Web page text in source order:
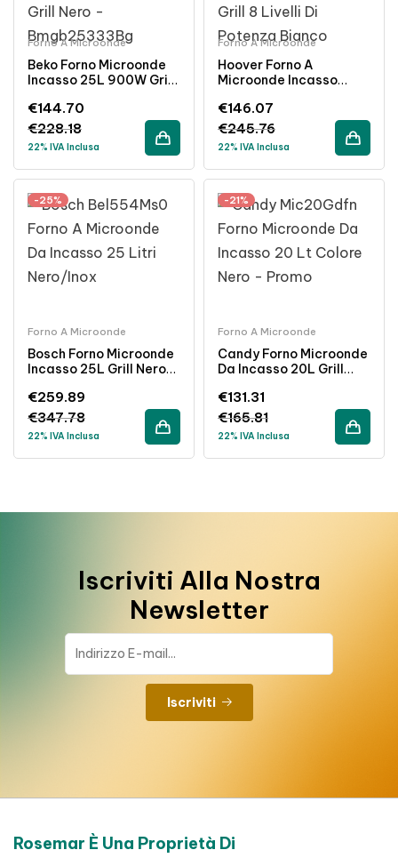
Forno A Microonde
Beko Forno Microonde
Incasso 25L 900W Grill
€228.18
€144.70
22% IVA Inclusa
Forno A Microonde
Hoover Forno A
Microonde Incasso
Bianco
€245.76
€146.07
22% IVA Inclusa
-25%
Forno A Microonde
Bosch Forno Microonde
Incasso 25L Grill Nero
€347.78
€259.89
22% IVA Inclusa
-21%
Forno A Microonde
Candy Forno Microonde
Da Incasso 20L Grill
Livelli Potenza
€165.81
€131.31
22% IVA Inclusa
Iscriviti Alla Nostra
Newsletter
Iscriviti
Rosemar È Una Proprietà Di